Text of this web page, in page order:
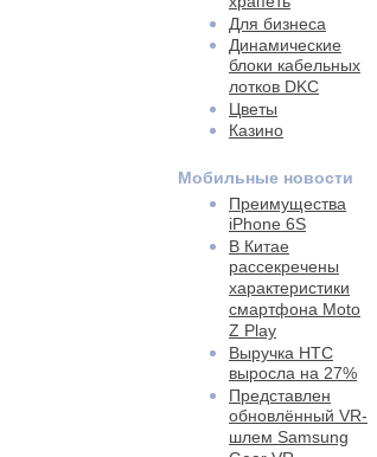
Для бизнеса
Динамические
блоки кабельных
лотков DKC
Цветы
Казино
Мобильные новости
Преимущества
iPhone 6S
В Китае
рассекречены
характеристики
смартфона Moto
Z Play
Выручка HTC
выросла на 27%
Представлен
обновлённый VR-
шлем Samsung